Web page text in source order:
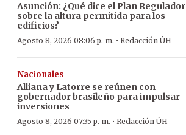
Asunción: ¿Qué dice el Plan Regulador
sobre la altura permitida para los
edificios?
Agosto 8, 2026 08:06 p. m. · Redacción ÚH
Nacionales
Alliana y Latorre se reúnen con
gobernador brasileño para impulsar
inversiones
Agosto 8, 2026 07:35 p. m. · Redacción ÚH